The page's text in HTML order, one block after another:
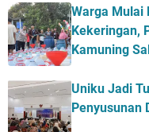
Warga Mulai
Kekeringan,
Kamuning
Uniku Jadi
Penyusunan